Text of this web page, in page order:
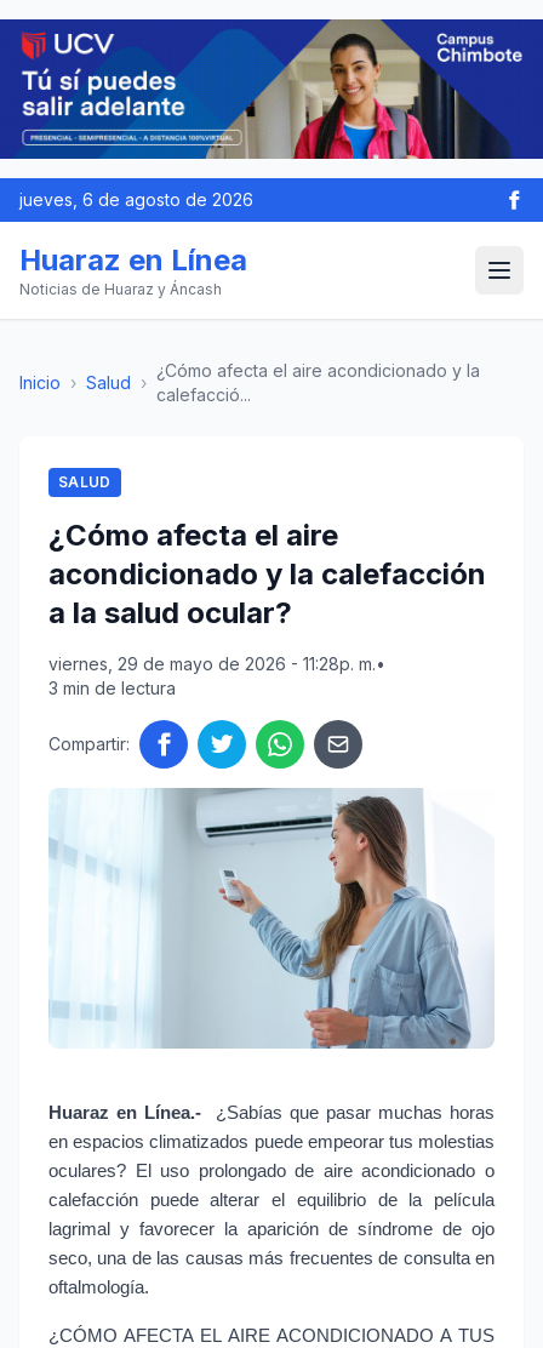
jueves, 6 de agosto de 2026
Huaraz en Línea
Noticias de Huaraz y Áncash
Inicio › Salud ›
¿Cómo afecta el aire acondicionado y la
calefacció...
SALUD
¿Cómo afecta el aire
acondicionado y la calefacción
a la salud ocular?
viernes, 29 de mayo de 2026 - 11:28p. m.•
3 min de lectura
Compartir:
Huaraz en Línea.-
¿Sabías que pasar muchas horas
en espacios climatizados puede empeorar tus molestias
oculares? El uso prolongado de aire acondicionado o
calefacción puede alterar el equilibrio de la película
lagrimal y favorecer la aparición de síndrome de ojo
seco, una de las causas más frecuentes de consulta en
oftalmología.
¿CÓMO AFECTA EL AIRE ACONDICIONADO A TUS